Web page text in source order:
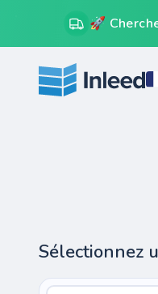
🚀
Sélectionnez